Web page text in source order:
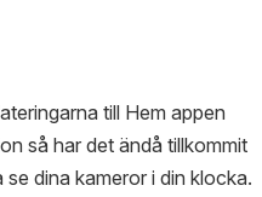
till Hem appen
så har det ändå tillkommit
dina kameror i din klocka.